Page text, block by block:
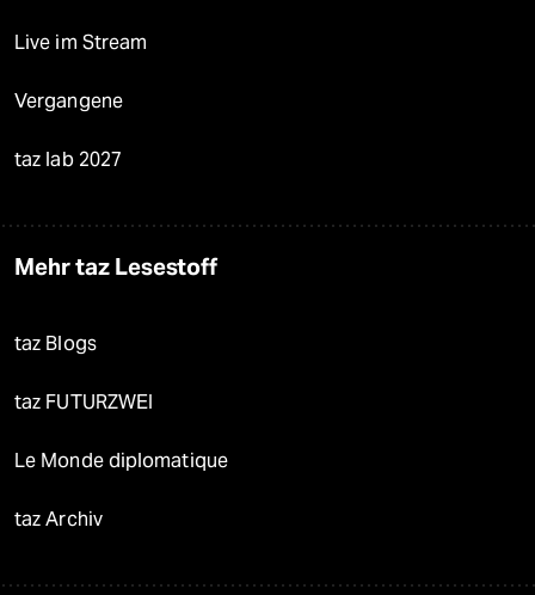
Live im Stream
Vergangene
taz lab 2027
Mehr taz Lesestoff
taz Blogs
taz FUTURZWEI
Le Monde diplomatique
taz Archiv